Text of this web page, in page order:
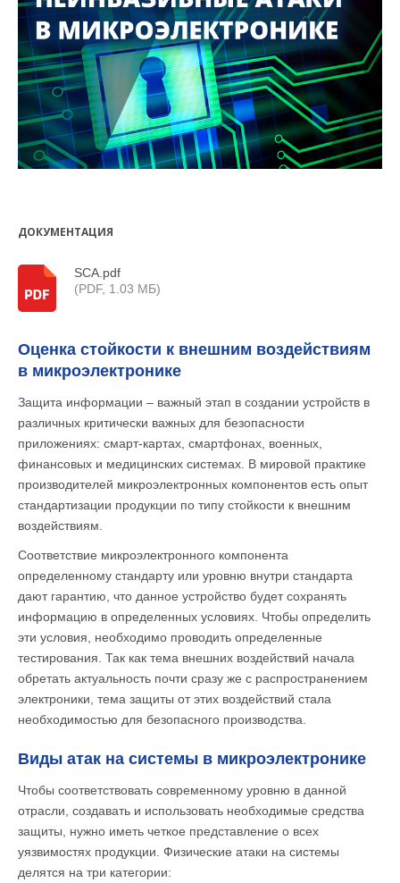
ДОКУМЕНТАЦИЯ
SCA.pdf
(PDF, 1.03 МБ)
Оценка стойкости к внешним воздействиям
в микроэлектронике
Защита информации – важный этап в создании устройств в
различных критически важных для безопасности
приложениях: смарт-картах, смартфонах, военных,
финансовых и медицинских системах. В мировой практике
производителей микроэлектронных компонентов есть опыт
стандартизации продукции по типу стойкости к внешним
воздействиям.
Соответствие микроэлектронного компонента
определенному стандарту или уровню внутри стандарта
дают гарантию, что данное устройство будет сохранять
информацию в определенных условиях. Чтобы определить
эти условия, необходимо проводить определенные
тестирования. Так как тема внешних воздействий начала
обретать актуальность почти сразу же с распространением
электроники, тема защиты от этих воздействий стала
необходимостью для безопасного производства.
Виды атак на системы в микроэлектронике
Чтобы соответствовать современному уровню в данной
отрасли, создавать и использовать необходимые средства
защиты, нужно иметь четкое представление о всех
уязвимостях продукции. Физические атаки на системы
делятся на три категории: